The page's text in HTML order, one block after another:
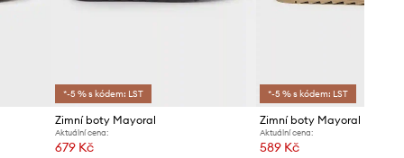
*-5 % s kódem: LST
Zimní boty Mayoral
Aktuální cena:
679 Kč
*-5 % s kódem: LST
Zimní boty Mayoral
Aktuální cena:
589 Kč